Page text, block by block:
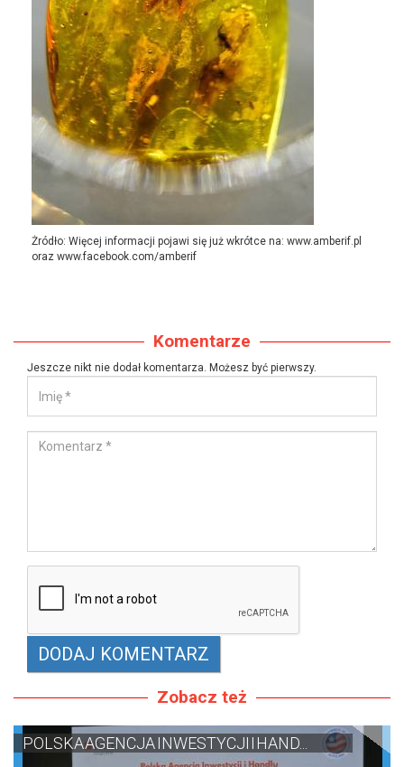
Żródło: Więcej informacji pojawi się już wkrótce na: www.amberif.pl
oraz www.facebook.com/amberif
Komentarze
Jeszcze nikt nie dodał komentarza. Możesz być pierwszy.
Zobacz też
POLSKA AGENCJA INWESTYCJI I HAND...